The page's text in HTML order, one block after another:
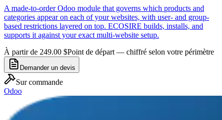
A made-to-order Odoo module that governs which products and
categories appear on each of your websites, with user- and group-
based restrictions layered on top. ECOSIRE builds, installs, and
supports it against your exact multi-website setup.
À partir de 249.00 $Point de départ — chiffré selon votre périmètre
Demander un devis
Sur commande
Odoo